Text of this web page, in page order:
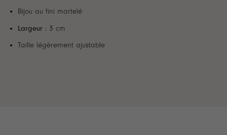
Bijou au fini martelé
Largeur: 3 cm
Taille légèrement ajustable